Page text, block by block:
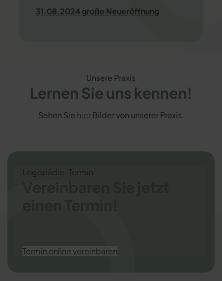
31.08.2024 große Neueröffnung
Unsere Praxis
Lernen Sie uns kennen!
Sehen Sie hierBilder von unserer Praxis.
Logopädie-Termin
Termin online vereinbaren